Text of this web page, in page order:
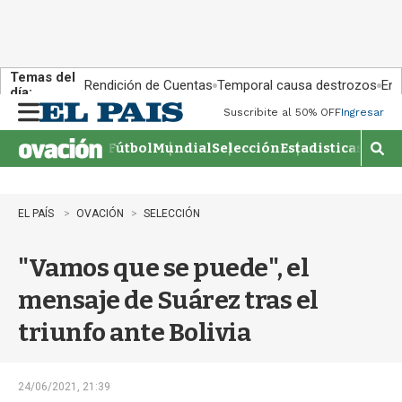
Temas del
día:
Rendición de Cuentas Temporal causa destrozos En
n
u
Suscribite al 50% OFFIngresar
FútbolMundialSelecciónEstadisticas
M
o
EL PAÍS OVACIÓN SELECCIÓN
"Vamos que se puede", el
mensaje de Suárez tras el
triunfo ante Bolivia
24/06/2021, 21:39